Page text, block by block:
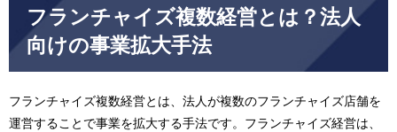
フランチャイズ複数経営とは？法人
向けの事業拡大手法
フランチャイズ複数経営とは、法人が複数のフランチャイズ店舗を
運営することで事業を拡大する手法です。フランチャイズ経営は、